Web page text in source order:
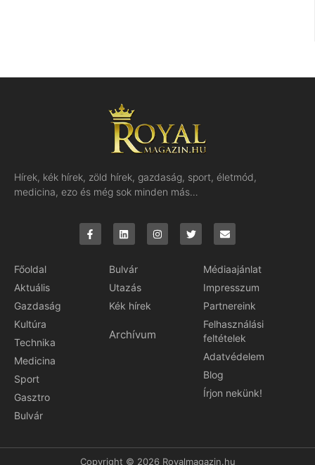
Hírek, kék hírek, zöld hírek, gazdaság, sport, életmód,
medicina, ezo és még sok minden más…
Főoldal
Aktuális
Gazdaság
Kultúra
Technika
Medicina
Sport
Gasztro
Bulvár
Bulvár
Utazás
Kék hírek
Archívum
Médiaajánlat
Impresszum
Partnereink
Felhasználási
feltételek
Adatvédelem
Blog
Írjon nekünk!
Copyright © 2026 Royalmagazin.hu